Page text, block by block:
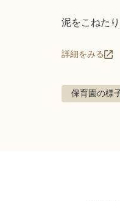
泥をこねた
詳細をみる
保育園の様